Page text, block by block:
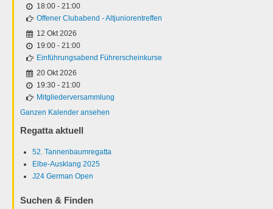
18:00 - 21:00
Offener Clubabend - Altjuniorentreffen
12 Okt 2026
19:00 - 21:00
Einführungsabend Führerscheinkurse
20 Okt 2026
19:30 - 21:00
Mitgliederversammlung
Ganzen Kalender ansehen
Regatta aktuell
52. Tannenbaumregatta
Elbe-Ausklang 2025
J24 German Open
Suchen & Finden